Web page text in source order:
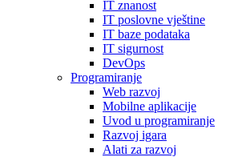
IT znanost
IT poslovne vještine
IT baze podataka
IT sigurnost
DevOps
Programiranje
Web razvoj
Mobilne aplikacije
Uvod u programiranje
Razvoj igara
Alati za razvoj